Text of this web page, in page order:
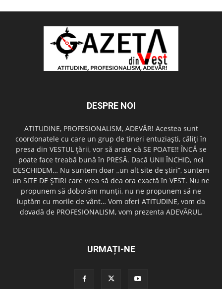
DESPRE NOI
ATITUDINE, PROFESIONALISM, ADEVĂR! Acestea sunt
coordonatele cu care un grup de tineri entuziaşti, căliţi în
presa din VESTUL ţării, vor să arate că SE POATE!! ÎNCĂ se
poate face treabă bună în PRESĂ. Dacă UNII ÎNCHID, noi
DESCHIDEM… Nu suntem doar „un alt site de ştiri”, suntem
un SITE DE ŞTIRI care vrea să dea ora exactă în VEST. Nu ne
propunem să doborâm munţii, nu ne propunem să ne
luptăm cu morile de vânt… Vom oferi ATITUDINE, vom da
dovadă de PROFESIONALISM, vom prezenta ADEVĂRUL.
URMAȚI-NE